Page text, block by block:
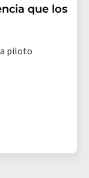
que los
piloto